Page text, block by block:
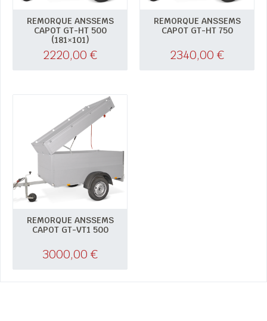
REMORQUE ANSSEMS
CAPOT GT-HT 500
(181×101)
2220,00 €
REMORQUE ANSSEMS
CAPOT GT-HT 750
2340,00 €
REMORQUE ANSSEMS
CAPOT GT-VT1 500
3000,00 €